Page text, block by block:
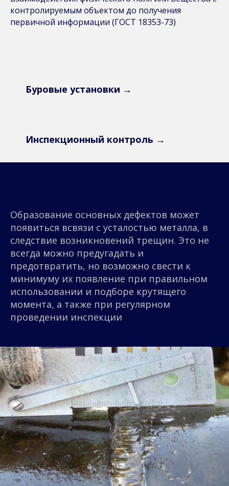
контролируемым объектом до получения
первичной информации (ГОСТ 18353-73)
Буровые установки
Инспекционный контроль
Образование основных дефектов может
появиться всвязи с усталостью металла, в
следствие возникновений трещин. Это не
всегда можно предугадать и
предотвратить, но возможно свести к
минимуму их появление при правильном
использовании и подборе крутящего
момента, а также при регулярном
проведении инспекции